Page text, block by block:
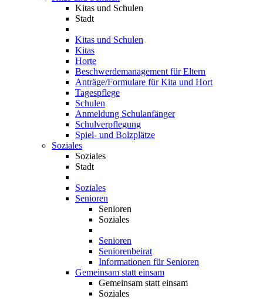
Kitas und Schulen
Stadt
Kitas und Schulen
Kitas
Horte
Beschwerdemanagement für Eltern
Anträge/Formulare für Kita und Hort
Tagespflege
Schulen
Anmeldung Schulanfänger
Schulverpflegung
Spiel- und Bolzplätze
Soziales
Soziales
Stadt
Soziales
Senioren
Senioren
Soziales
Senioren
Seniorenbeirat
Informationen für Senioren
Gemeinsam statt einsam
Gemeinsam statt einsam
Soziales